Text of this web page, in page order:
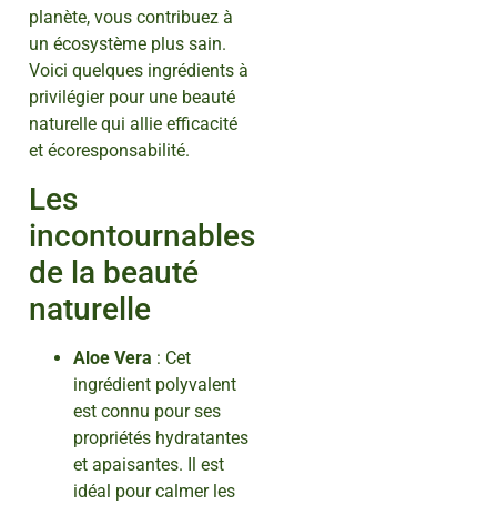
planète, vous contribuez à
un écosystème plus sain.
Voici quelques ingrédients à
privilégier pour une beauté
naturelle qui allie efficacité
et écoresponsabilité.
Les
incontournables
de la beauté
naturelle
Aloe Vera : Cet
ingrédient polyvalent
est connu pour ses
propriétés hydratantes
et apaisantes. Il est
idéal pour calmer les